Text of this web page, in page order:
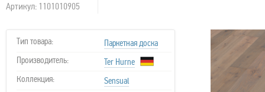
Артикул: 1101010905
Тип товара:
Паркетная доска
Производитель:
Ter Hurne
Коллекция:
Sensual